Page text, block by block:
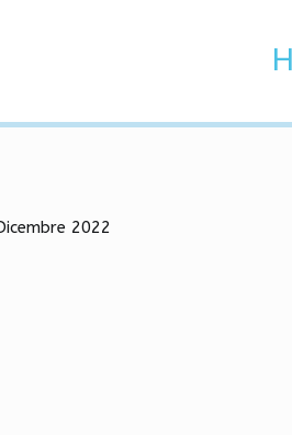
& luksus
2022